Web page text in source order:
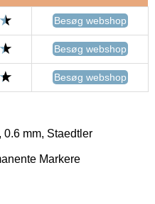
Besøg webshop
Besøg webshop
Besøg webshop
0.6 mm, Staedtler
Markere